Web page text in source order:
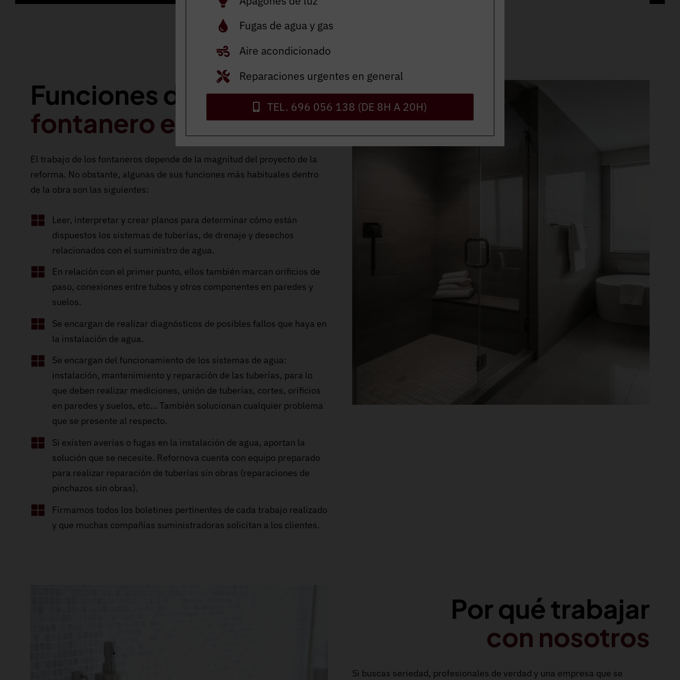
Funciones del
fontanero en Barcelona
El trabajo de los fontaneros depende de la magnitud del proyecto de la
reforma. No obstante, algunas de sus funciones más habituales dentro
de la obra son las siguientes:
Leer, interpretar y crear planos para determinar cómo están
dispuestos los sistemas de tuberías, de drenaje y desechos
relacionados con el suministro de agua.
En relación con el primer punto, ellos también marcan orificios de
paso, conexiones entre tubos y otros componentes en paredes y
suelos.
Se encargan de realizar diagnósticos de posibles fallos que haya en
la instalación de agua.
Se encargan del funcionamiento de los sistemas de agua:
instalación, mantenimiento y reparación de las tuberías, para lo
que deben realizar mediciones, unión de tuberías, cortes, orificios
en paredes y suelos, etc… También solucionan cualquier problema
que se presente al respecto.
Si existen averías o fugas en la instalación de agua, aportan la
solución que se necesite. Refornova cuenta con equipo preparado
para realizar reparación de tuberías sin obras (reparaciones de
pinchazos sin obras).
Firmamos todos los boletines pertinentes de cada trabajo realizado
y que muchas compañías suministradoras solicitan a los clientes.
Por qué trabajar
con nosotros
Si buscas seriedad, profesionales de verdad y una empresa que se
Fugas de agua y gas
Aire acondicionado
Reparaciones urgentes en general
TEL. 696 056 138 (DE 8H A 20H)